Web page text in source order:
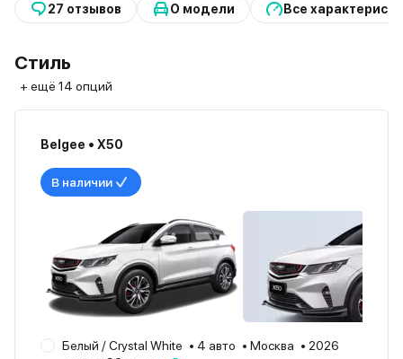
27 отзывов О модели Все
Стиль
+ ещё 14 опций
Belgee • X50
В наличии
Белый / Crystal White 4 авто Москва
2026